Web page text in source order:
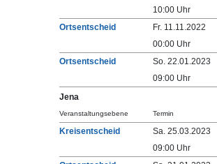
10:00 Uhr
Ortsentscheid
Fr. 11.11.2022
00:00 Uhr
Ortsentscheid
So. 22.01.2023
09:00 Uhr
Jena
Veranstaltungsebene Termin
Kreisentscheid
Sa. 25.03.2023
09:00 Uhr